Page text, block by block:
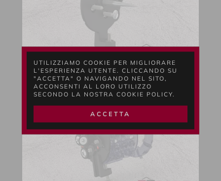
UTILIZZIAMO COOKIE PER MIGLIORARE
L'ESPERIENZA UTENTE. CLICCANDO SU
"ACCETTA" O NAVIGANDO NEL SITO,
ACCONSENTI AL LORO UTILIZZO
SECONDO LA NOSTRA COOKIE POLICY.
ACCETTA